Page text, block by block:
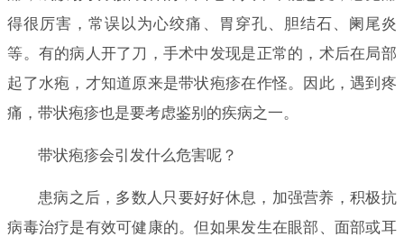
得很厉害，常误以为心绞痛、胃穿孔、胆结石、阑尾炎
等。有的病人开了刀，手术中发现是正常的，术后在局部
起了水疱，才知道原来是带状疱疹在作怪。因此，遇到疼
痛，带状疱疹也是要考虑鉴别的疾病之一。
带状疱疹会引发什么危害呢？
患病之后，多数人只要好好休息，加强营养，积极抗
病毒治疗是有效可健康的。但如果发生在眼部、面部或耳